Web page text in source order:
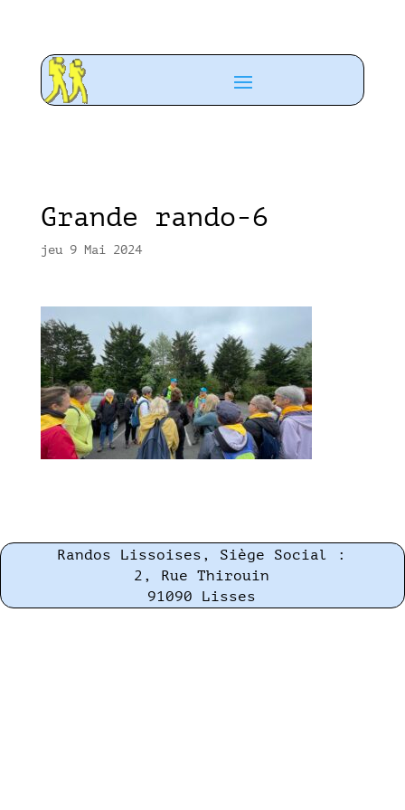
Grande rando-6
jeu 9 Mai 2024
Randos Lissoises, Siège Social :
2, Rue Thirouin
91090 Lisses